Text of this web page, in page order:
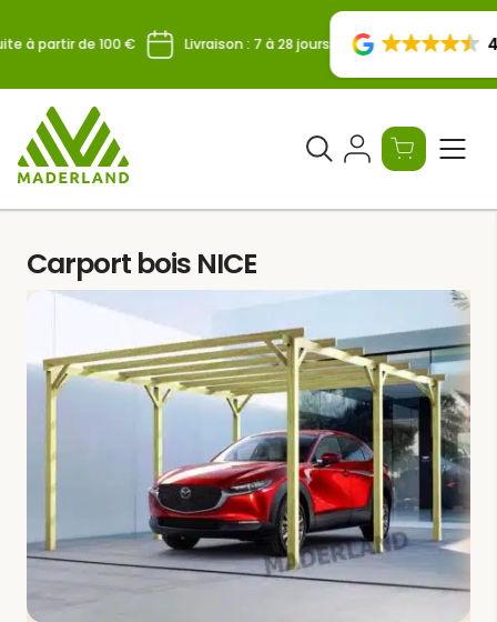
toà partir de 100 € Livraison : 7 à 28 jours
Ouvrir
formulaire
Carport bois NICE